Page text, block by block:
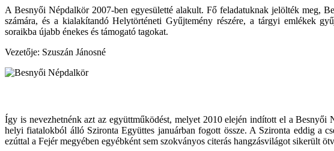
A Besnyői Népdalkör 2007-ben egyesületté alakult. Fő feladatuknak jelölték meg,
számára, és a kialakítandó Helytörténeti Gyűjtemény részére, a tárgyi emlékek
soraikba újabb énekes és támogató tagokat.
Vezetője: Szuszán Jánosné
Így is nevezhetnénk azt az együttműködést, melyet 2010 elején indított el a Besnyői
helyi fiatalokból álló Szironta Együttes januárban fogott össze. A Szironta eddig a
ezúttal a Fejér megyében egyébként sem szokványos citerás hangzásvilágot sikerült